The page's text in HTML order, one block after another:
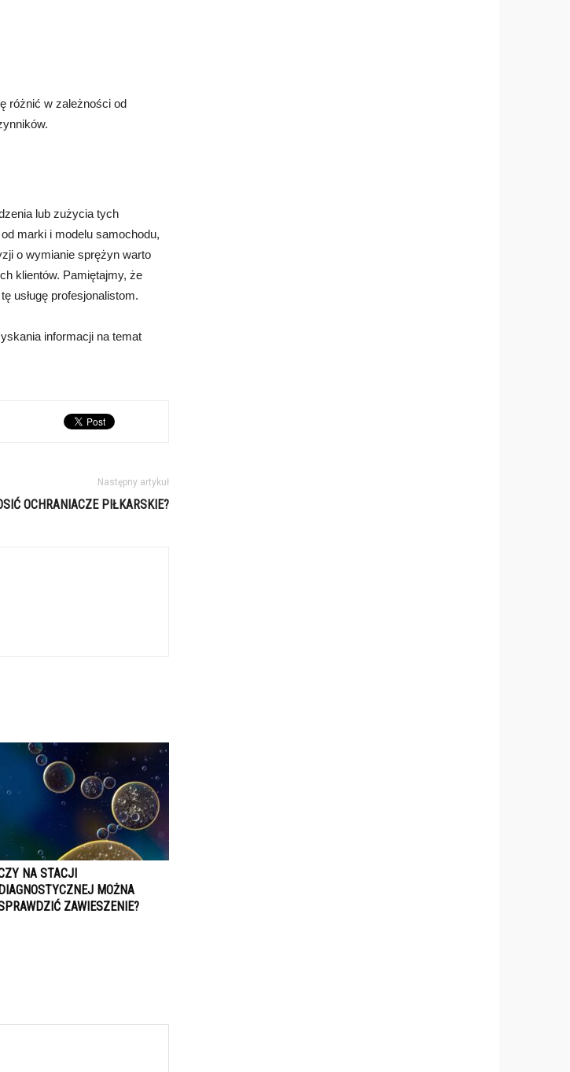
różnić w zależności od
lub zużycia tych
marki i modelu samochodu,
o wymianie sprężyn warto
klientów. Pamiętajmy, że
usługę profesjonalistom.
informacji na temat
Następny artykuł
OCHRANIACZE PIŁKARSKIE?
NA STACJI
MOŻNA
ZAWIESZENIE?